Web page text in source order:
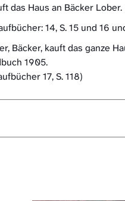
das Haus an Bäcker Lober.
14, S. 15 und 16
Bäcker, kauft das ganze
1905.
17, S. 118)